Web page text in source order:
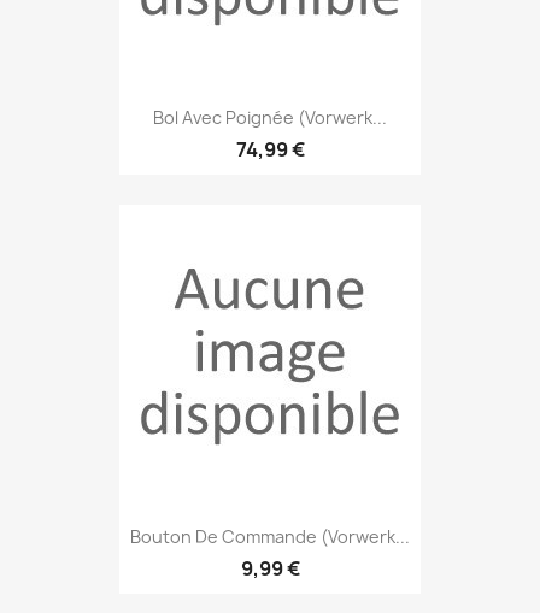
Bol Avec Poignée (Vorwerk...
74,99 €
Bouton De Commande (Vorwerk...
9,99 €